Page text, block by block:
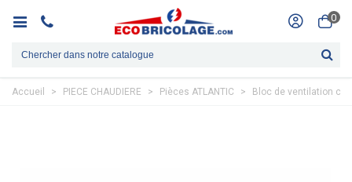
0
Accueil > PIECE CHAUDIERE > Pièces ATLANTIC > Bloc de ventilation